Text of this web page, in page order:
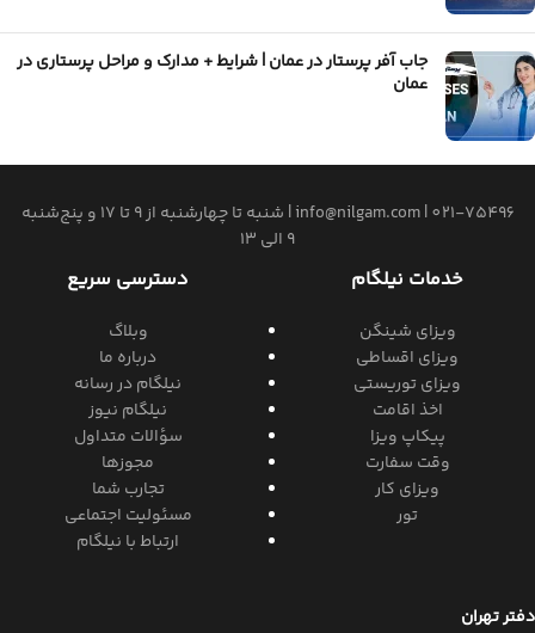
جاب آفر پرستار در عمان | شرایط + مدارک و مراحل پرستاری در
عمان
021-75496
|
info@nilgam.com
| شنبه تا چهارشنبه از 9 تا 17 و پنج‌شنبه
9 الی 13
خدمات نیلگام
ویزای شینگن
ویزای اقساطی
ویزای توریستی
اخذ اقامت
پیکاپ ویزا
وقت سفارت
ویزای کار
تور
دسترسی سریع
وبلاگ
درباره ما
نیلگام در رسانه
نیلگام نیوز
سؤالات متداول
مجوزها
تجارب شما
مسئولیت اجتماعی
ارتباط با نیلگام
دفتر تهران